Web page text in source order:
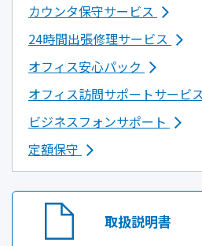
カウンタ保守サービス
24時間出張修理サービス
オフィス安心パック
オフィス訪問サポートサービス
ビジネスフォンサポート
定額保守
取扱説明書